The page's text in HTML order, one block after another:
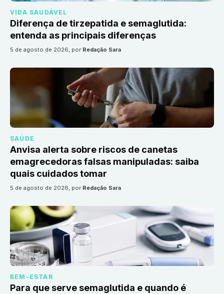
VIDA SAUDÁVEL
Diferença de tirzepatida e semaglutida:
entenda as principais diferenças
5 de agosto de 2026, por Redação Sara
SAÚDE
Anvisa alerta sobre riscos de canetas
emagrecedoras falsas manipuladas: saiba
quais cuidados tomar
5 de agosto de 2026, por Redação Sara
BEM-ESTAR
Para que serve semaglutida e quando é